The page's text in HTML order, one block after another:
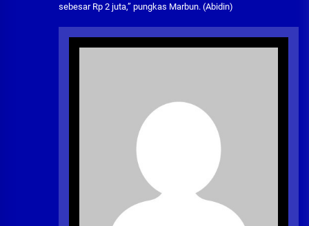
sebesar Rp 2 juta,” pungkas Marbun. (Abidin)